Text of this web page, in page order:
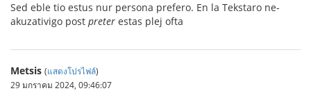
Sed eble tio estus nur persona prefero. En la Tekstaro ne-
akuzativigo post preter estas plej ofta
Metsis (แสดงโปรไฟล์)
29 มกราคม 2024, 09:46:07